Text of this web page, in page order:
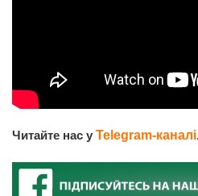
Читайте нас у Telegram-каналі